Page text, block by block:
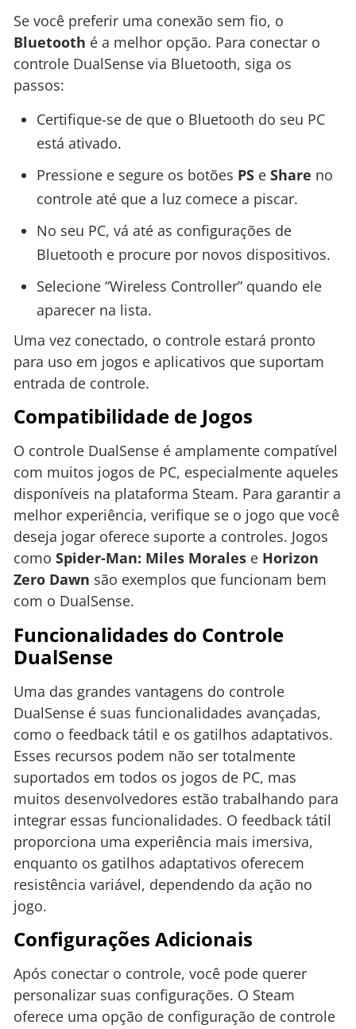
Se você preferir uma conexão sem fio, o
Bluetooth é a melhor opção. Para conectar o
controle DualSense via Bluetooth, siga os
passos:
Certifique-se de que o Bluetooth do seu PC
está ativado.
Pressione e segure os botões PSe Share no
controle até que a luz comece a piscar.
No seu PC, vá até as configurações de
Bluetooth e procure por novos dispositivos.
Selecione “Wireless Controller” quando ele
aparecer na lista.
Uma vez conectado, o controle estará pronto
para uso em jogos e aplicativos que suportam
entrada de controle.
Compatibilidade de Jogos
O controle DualSense é amplamente compatível
com muitos jogos de PC, especialmente aqueles
disponíveis na plataforma Steam. Para garantir a
melhor experiência, verifique se o jogo que você
deseja jogar oferece suporte a controles. Jogos
como Spider-Man: Miles Morales e Horizon
Zero Dawn são exemplos que funcionam bem
com o DualSense.
Funcionalidades do Controle
DualSense
Uma das grandes vantagens do controle
DualSense é suas funcionalidades avançadas,
como o feedback tátil e os gatilhos adaptativos.
Esses recursos podem não ser totalmente
suportados em todos os jogos de PC, mas
muitos desenvolvedores estão trabalhando para
integrar essas funcionalidades. O feedback tátil
proporciona uma experiência mais imersiva,
enquanto os gatilhos adaptativos oferecem
resistência variável, dependendo da ação no
jogo.
Configurações Adicionais
Após conectar o controle, você pode querer
personalizar suas configurações. O Steam
oferece uma opção de configuração de controle